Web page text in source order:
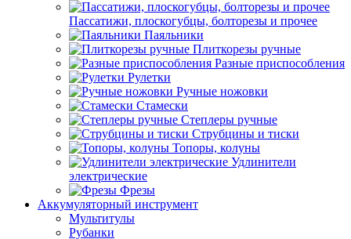
Пассатижи, плоскогубцы, болторезы и прочее
Паяльники
Плиткорезы ручные
Разные приспособления
Рулетки
Ручные ножовки
Стамески
Степлеры ручные
Струбцины и тиски
Топоры, колуны
Удлинители
электрические
Фрезы
Аккумуляторный инструмент
Мультитулы
Рубанки